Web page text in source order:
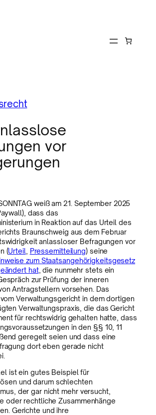
vor
weiß am 21. September 2025
dass das
in Reaktion auf das Urteil des
Braunschweig aus dem Februar
anlassloser Befragungen vor
(Urteil Pressemitteilung) seine
zum Staatsangehörigkeitsgesetz
hat, die nunmehr stets ein
zur Prüfung der inneren
Antragstellern vorsehen. Das
Verwaltungsgericht in dem dortigen
Verwaltungspraxis, die das Gericht
für rechtswidrig gehalten hatte, dass
in den §§ 10, 11
geregelt seien und dass eine
dort eben gerade nicht
ist ein gutes Beispiel für
und darum schlechten
der gar nicht mehr versucht,
oder rechtliche Zusammenhänge
Gerichte und ihre